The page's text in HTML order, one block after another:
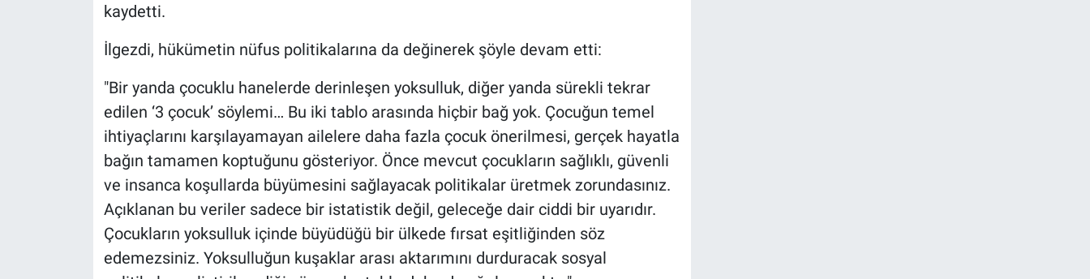
kaydetti.
İlgezdi, hükümetin nüfus politikalarına da değinerek şöyle devam etti:
"Bir yanda çocuklu hanelerde derinleşen yoksulluk, diğer yanda sürekli tekrar
edilen ‘3 çocuk’ söylemi… Bu iki tablo arasında hiçbir bağ yok. Çocuğun temel
ihtiyaçlarını karşılayamayan ailelere daha fazla çocuk önerilmesi, gerçek hayatla
bağın tamamen koptuğunu gösteriyor. Önce mevcut çocukların sağlıklı, güvenli
ve insanca koşullarda büyümesini sağlayacak politikalar üretmek zorundasınız.
Açıklanan bu veriler sadece bir istatistik değil, geleceğe dair ciddi bir uyarıdır.
Çocukların yoksulluk içinde büyüdüğü bir ülkede fırsat eşitliğinden söz
edemezsiniz. Yoksulluğun kuşaklar arası aktarımını durduracak sosyal